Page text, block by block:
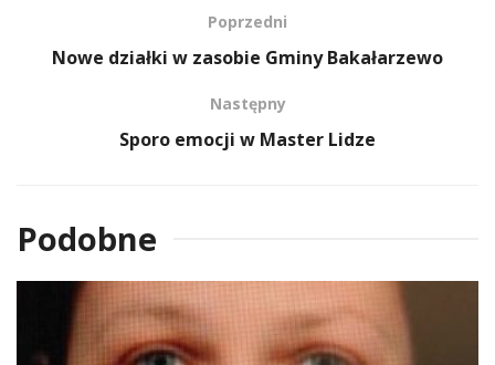
Poprzedni
Nowe działki w zasobie Gminy Bakałarzewo
Następny
Sporo emocji w Master Lidze
Podobne